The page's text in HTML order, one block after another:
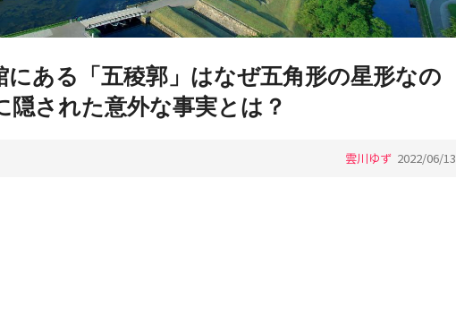
にある「五稜郭」はなぜ五角形の星形なの
隠された意外な事実とは？
雲川ゆず 2022/06/13